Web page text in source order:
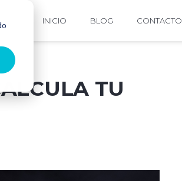
INICIO BLOG CONTACTO
TU